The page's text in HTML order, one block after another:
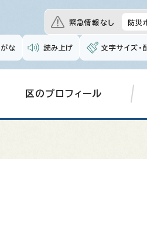
緊急情報なし 防災
な 読み上げ 文字サイズ・
区のプロフィール